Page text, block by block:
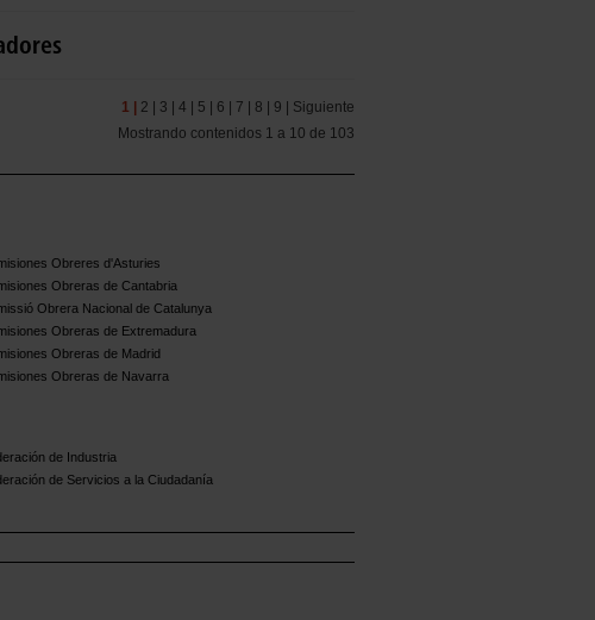
1 | 2 | 3 | 4 | 5 | 6 | 7 | 8 | 9 | Siguiente
Mostrando contenidos 1 a 10 de 103
Obreres d'Asturies
Obreras de Cantabria
Obrera Nacional de Catalunya
Obreras de Extremadura
Obreras de Madrid
Obreras de Navarra
de Industria
de Servicios a la Ciudadanía